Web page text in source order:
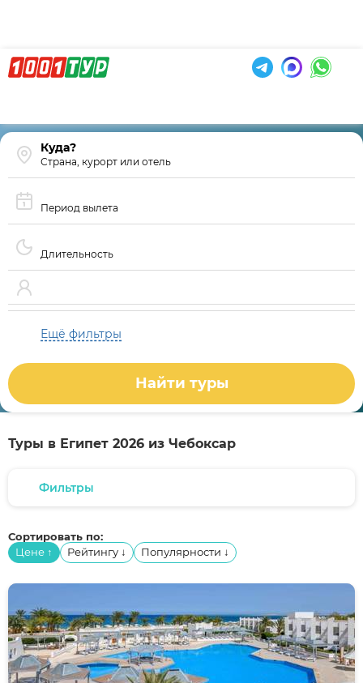
Страна, курорт или отель
Период вылета
Длительность
Ещё фильтры
Найти туры
Туры в Египет 2026 из Чебоксар
Фильтры
Сортировать по:
Цене ↑ Рейтингу ↓ Популярности ↓